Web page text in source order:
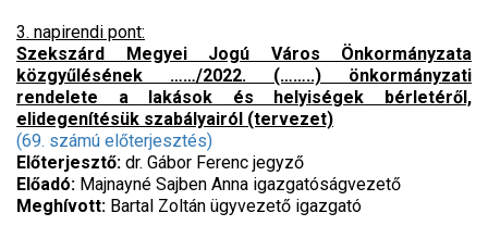
3. napirendi pont:
Szekszárd Megyei Jogú Város Önkormányzata
közgyűlésének ……/2022. (……..) önkormányzati
rendelete a lakások és helyiségek bérletéről,
elidegenítésük szabályairól (tervezet)
(69. számú előterjesztés)
Előterjesztő: dr. Gábor Ferenc jegyző
Előadó: Majnayné Sajben Anna igazgatóságvezető
Meghívott: Bartal Zoltán ügyvezető igazgató